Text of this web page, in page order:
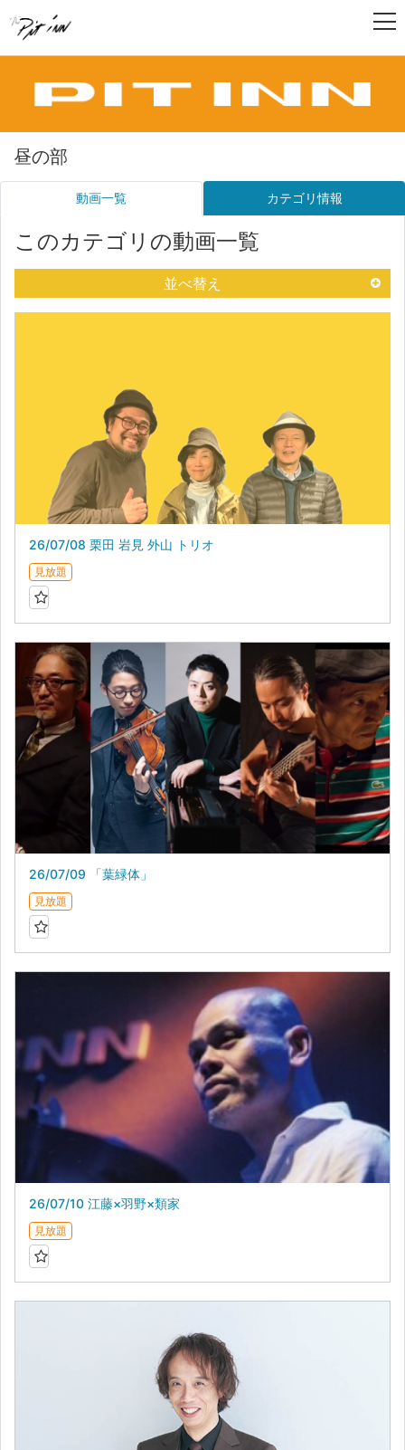
昼の部
動画一覧 カテゴリ情報
このカテゴリの動画一覧
並べ替え
26/07/08 栗田 岩見 外山 トリオ
見放題
26/07/09 「葉緑体」
見放題
26/07/10 江藤×羽野×類家
見放題